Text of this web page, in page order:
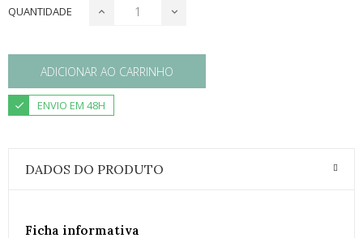
QUANTIDADE
ADICIONAR AO CARRINHO
ENVIO EM 48H
DADOS DO PRODUTO
Ficha informativa